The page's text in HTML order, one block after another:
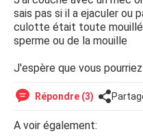
sais pas si il a ejaculer ou
culotte était toute
sperme ou de la mouille
J'espère que vous
Répondre (3)
A voir également: